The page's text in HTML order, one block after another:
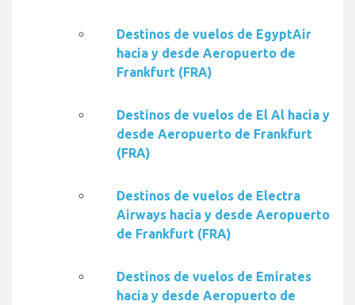
Destinos de vuelos de EgyptAir
hacia y desde Aeropuerto de
Frankfurt (FRA)
Destinos de vuelos de El Al hacia y
desde Aeropuerto de Frankfurt
(FRA)
Destinos de vuelos de Electra
Airways hacia y desde Aeropuerto
de Frankfurt (FRA)
Destinos de vuelos de Emirates
hacia y desde Aeropuerto de